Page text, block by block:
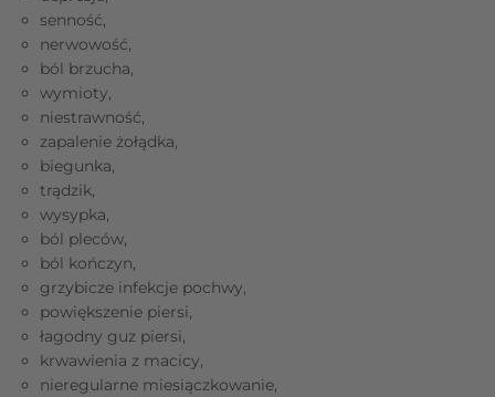
senność,
nerwowość,
ból brzucha,
wymioty,
niestrawność,
zapalenie żołądka,
biegunka,
trądzik,
wysypka,
ból pleców,
ból kończyn,
grzybicze infekcje pochwy,
powiększenie piersi,
łagodny guz piersi,
krwawienia z macicy,
nieregularne miesiączkowanie,